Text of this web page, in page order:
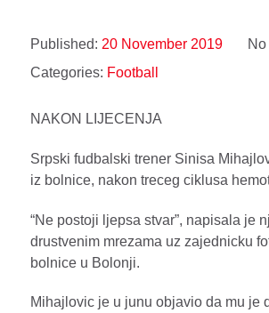
Published: 20 November 2019
Categories: Football
NAKON LIJECENJA
Srpski fudbalski trener Sinisa
iz bolnice, nakon treceg ciklusa
“Ne postoji ljepsa stvar”, napisala je
drustvenim mrezama uz zajednicku
bolnice u Bolonji.
Mihajlovic je u junu objavio da mu je